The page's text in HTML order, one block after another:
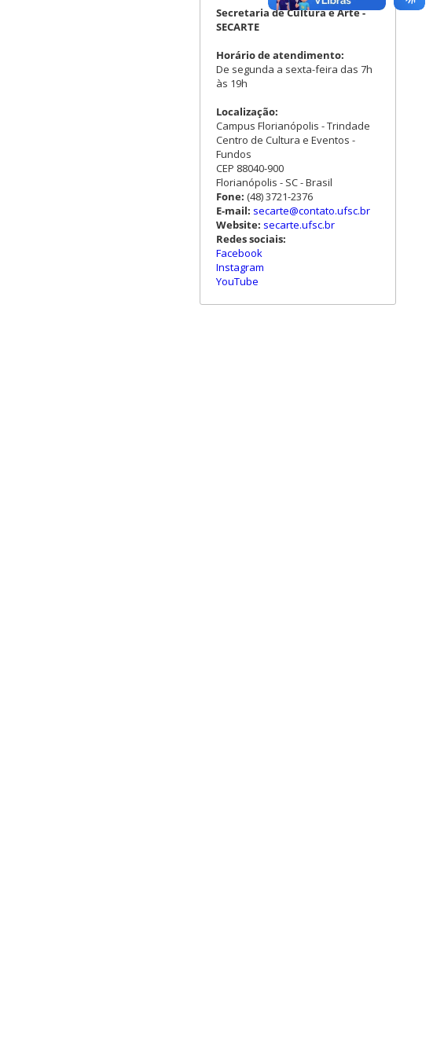
Secretaria de Cultura e Arte -
SECARTE
Horário de atendimento:
De segunda a sexta-feira das 7h
às 19h
Localização:
Campus Florianópolis - Trindade
Centro de Cultura e Eventos -
Fundos
CEP 88040-900
Florianópolis - SC - Brasil
Fone: (48) 3721-2376
E-mail: secarte@contato.ufsc.br
Website: secarte.ufsc.br
Redes sociais:
Facebook
Instagram
YouTube